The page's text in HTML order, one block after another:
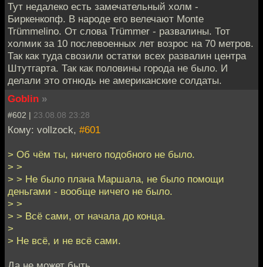
Тут недалеко есть замечательный холм -
Биркенкопф. В народе его велечают Monte
Trümmelino. От словa Тrümmer - развалины. Тот
холмик за 10 послевоенных лет возрос на 70 метров.
Так как туда свозили остатки всех развалин центра
Штутгарта. Так как половины города не было. И
делали это отнюдь не американские солдаты.
Goblin »
#602 | 23.08.08 23:28
Кому: vollzock, #601
> Об чём ты, ничего подобного не было.
> >
> > Не было плана Маршала, не было помощи
деньгами - вообще ничего не было.
> >
> > Всё сами, от начала до конца.
>
> Не всё, и не всё сами.